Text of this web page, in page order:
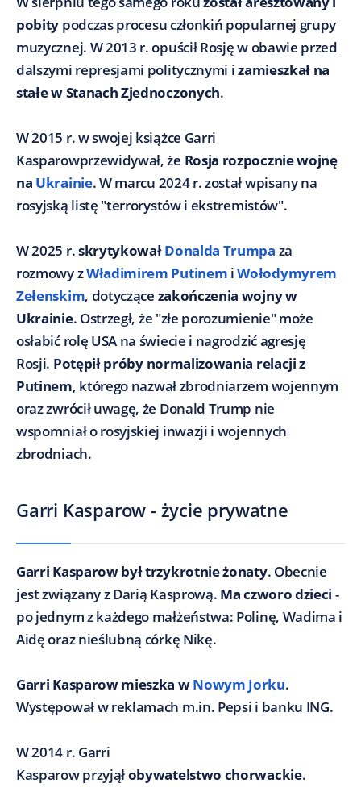
pobity podczas procesu członkiń popularnej grupy
muzycznej. W 2013 r. opuścił Rosję w obawie przed
dalszymi represjami politycznymi izamieszkał na
stałe w Stanach Zjednoczonych.
W 2015 r. w swojej książce Garri
Kasparowprzewidywał, że Rosja rozpocznie wojnę
na Ukrainie. W marcu 2024 r. został wpisany na
rosyjską listę "terrorystów i ekstremistów".
W 2025 r.skrytykowałDonalda Trumpa za
rozmowy zWładimirem Putinem iWołodymyrem
Zełenskim, dotyczące zakończenia wojny w
Ukrainie. Ostrzegł, że "złe porozumienie" może
osłabić rolę USA na świecie i nagrodzić agresję
Rosji. Potępił próby normalizowania relacji z
Putinem, którego nazwał zbrodniarzem wojennym
oraz zwrócił uwagę, że Donald Trump nie
wspomniał o rosyjskiej inwazji i wojennych
zbrodniach.
Garri Kasparow - życie prywatne
Garri Kasparow był trzykrotnie żonaty. Obecnie
jest związany z Darią Kasprową. Ma czworo dzieci -
po jednym z każdego małżeństwa: Polinę, Wadima i
Aidę oraz nieślubną córkę Nikę.
Garri Kasparow mieszka wNowym Jorku.
Występował w reklamach m.in. Pepsi i banku ING.
W 2014 r. Garri
Kasparow przyjąłobywatelstwo chorwackie.